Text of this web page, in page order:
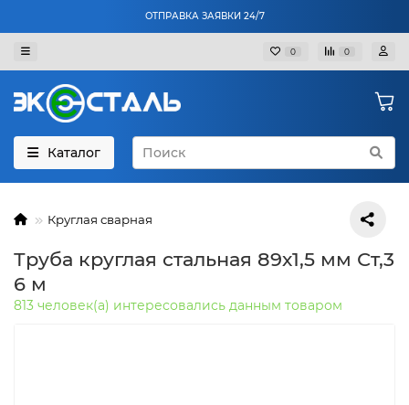
ОТПРАВКА ЗАЯВКИ 24/7
0 0
Каталог
Круглая сварная
Труба круглая стальная 89х1,5 мм Ст,3
6 м
813 человек(а) интересовались данным товаром